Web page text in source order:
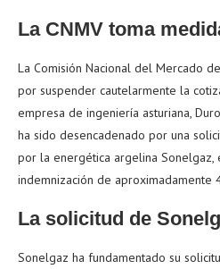
La CNMV toma
La Comisión Nacional del Mercado
por suspender cautelarmente la
empresa de ingeniería asturiana,
ha sido desencadenado por una
por la energética argelina Sonelgaz,
indemnización de aproximadamente
La solicitud de
Sonelgaz ha fundamentado su